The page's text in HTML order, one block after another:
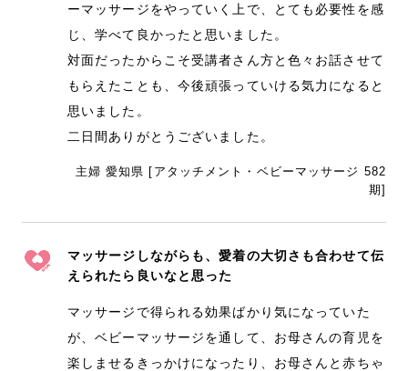
ーマッサージをやっていく上で、とても必要性を感
じ、学べて良かったと思いました。
対面だったからこそ受講者さん方と色々お話させて
もらえたことも、今後頑張っていける気力になると
思いました。
二日間ありがとうございました。
主婦 愛知県 [アタッチメント・ベビーマッサージ 582
期]
マッサージしながらも、愛着の大切さも合わせて伝
えられたら良いなと思った
マッサージで得られる効果ばかり気になっていた
が、ベビーマッサージを通して、お母さんの育児を
楽しませるきっかけになったり、お母さんと赤ちゃ